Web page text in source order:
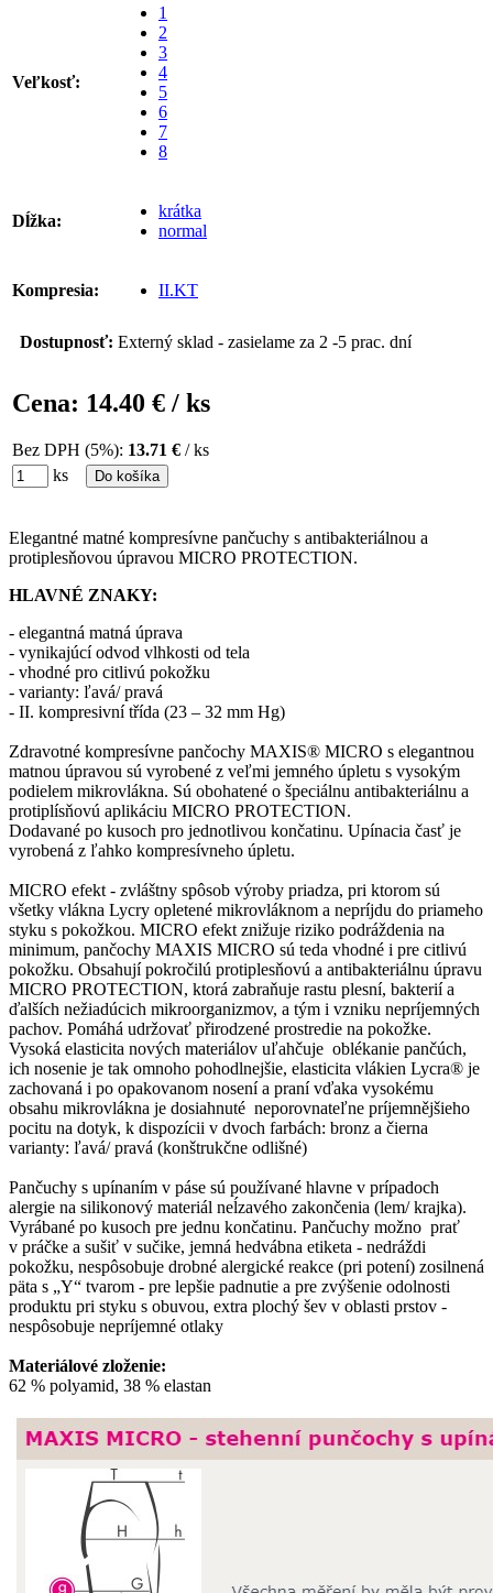
Veľkosť:
1
2
3
4
5
6
7
8
Dĺžka:
krátka
normal
Kompresia: II.KT
Dostupnosť: Externý sklad - zasielame za 2 -5 prac. dní
Cena: 14.40 € / ks
Bez DPH (5%): 13.71 € / ks
ks
Do košíka
Elegantné matné kompresívne pančuchy s antibakteriálnou a
protiplesňovou úpravou MICRO PROTECTION.
HLAVNÉ ZNAKY:
- elegantná matná úprava
- vynikajúcí odvod vlhkosti od tela
- vhodné pro citlivú pokožku
- varianty: ľavá/ pravá
- II. kompresivní třída (23 – 32 mm Hg)
Zdravotné kompresívne pančochy MAXIS® MICRO s elegantnou
matnou úpravou sú vyrobené z veľmi jemného úpletu s vysokým
podielem mikrovlákna. Sú obohatené o špeciálnu antibakteriálnu a
protiplísňovú aplikáciu MICRO PROTECTION.
Dodavané po kusoch pro jednotlivou končatinu. Upínacia časť je
vyrobená z ľahko kompresívneho úpletu.
MICRO efekt - zvláštny spôsob výroby priadza, pri ktorom sú
všetky vlákna Lycry opletené mikrovláknom a nepríjdu do priameho
styku s pokožkou. MICRO efekt znižuje riziko podráždenia na
minimum, pančochy MAXIS MICRO sú teda vhodné i pre citlivú
pokožku. Obsahují pokročilú protiplesňovú a antibakteriálnu úpravu
MICRO PROTECTION, ktorá zabraňuje rastu plesní, bakterií a
ďalších nežiadúcich mikroorganizmov, a tým i vzniku nepríjemných
pachov. Pomáhá udržovať přirodzené prostredie na pokožke.
Vysoká elasticita nových materiálov uľahčuje oblékanie pančúch,
ich nosenie je tak omnoho pohodlnejšie, elasticita vlákien Lycra® je
zachovaná i po opakovanom nosení a praní vďaka vysokému
obsahu mikrovlákna je dosiahnuté neporovnateľne príjemnějšieho
pocitu na dotyk, k dispozícii v dvoch farbách: bronz a čierna
varianty: ľavá/ pravá (konštrukčne odlišné)
Pančuchy s upínaním v páse sú používané hlavne v prípadoch
alergie na silikonový materiál neĺzavého zakončenia (lem/ krajka).
Vyrábané po kusoch pre jednu končatinu. Pančuchy možno prať
v práčke a sušiť v sučike, jemná hedvábna etiketa - nedráždi
pokožku, nespôsobuje drobné alergické reakce (pri potení) zosilnená
päta s „Y“ tvarom - pre lepšie padnutie a pre zvýšenie odolnosti
produktu pri styku s obuvou, extra plochý šev v oblasti prstov -
nespôsobuje nepríjemné otlaky
Materiálové zloženie:
62 % polyamid, 38 % elastan